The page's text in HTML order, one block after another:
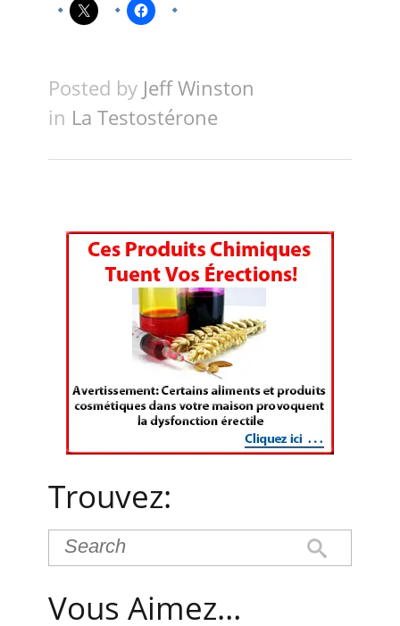
Posted by Jeff Winston
in La Testostérone
Trouvez:
Vous Aimez…